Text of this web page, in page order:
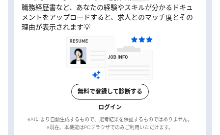
職務経歴書など、あなたの経験やスキルが分かるドキュ
メントをアップロードすると、求人とのマッチ度とその
理由が表示されます💡
無料で登録して診断する
ログイン
※AIにより自動生成するもので、選考結果を保証するものではありません。